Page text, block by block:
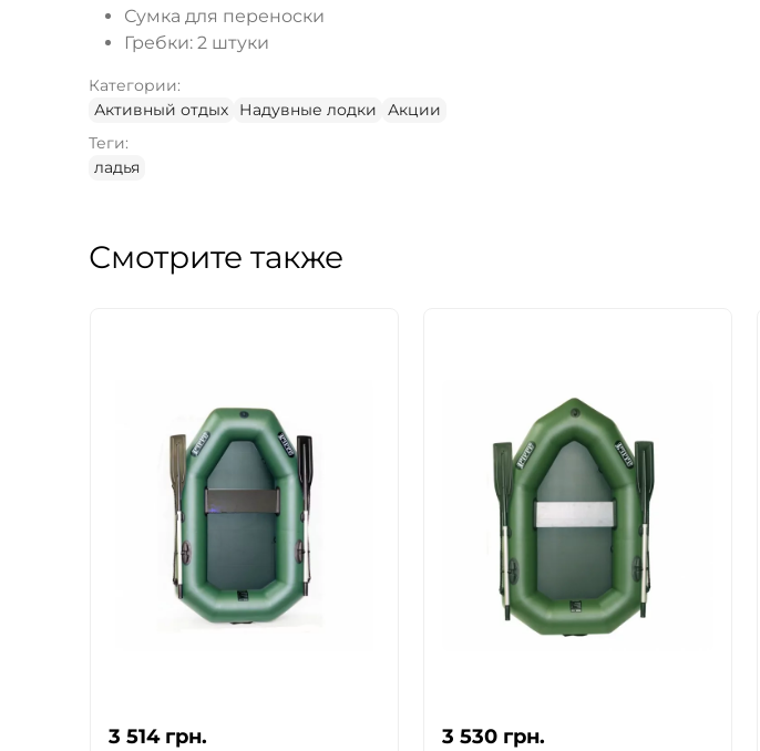
Сумка для переноски
Гребки: 2 штуки
Категории:
Активный отдых
Надувные лодки
Акции
Теги:
ладья
Смотрите также
3 514 грн. 3 530 грн.